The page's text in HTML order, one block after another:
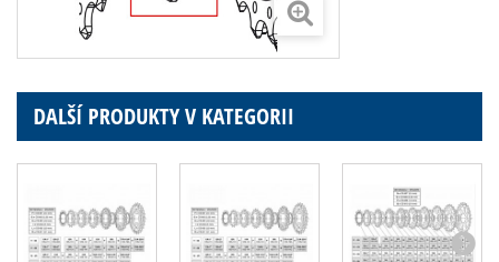
DALŠÍ PRODUKTY V KATEGORII